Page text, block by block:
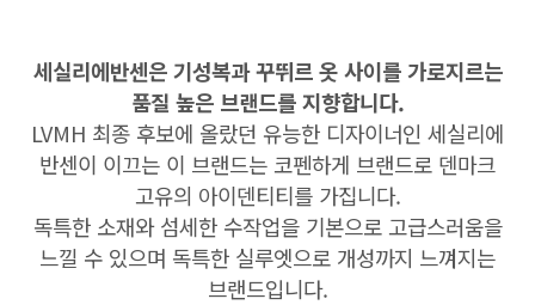
세실리에반센은 기성복과 꾸뛰르 옷 사이를 가로지르는
품질 높은 브랜드를 지향합니다.
LVMH 최종 후보에 올랐던 유능한 디자이너인 세실리에
반센이 이끄는 이 브랜드는 코펜하게 브랜드로 덴마크
고유의 아이덴티티를 가집니다.
독특한 소재와 섬세한 수작업을 기본으로 고급스러움을
느낄 수 있으며 독특한 실루엣으로 개성까지 느껴지는
브랜드입니다.